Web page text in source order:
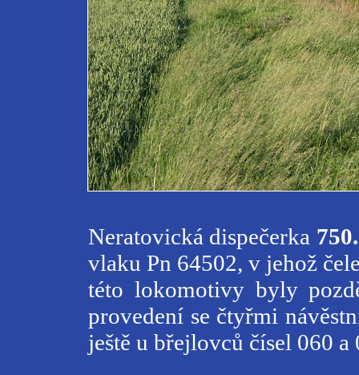
Neratovická dispečerka
vlaku Pn 64502, v jehož
této lokomotivy byly
provedení se čtyřmi
ještě u břejlovců čísel 060 a